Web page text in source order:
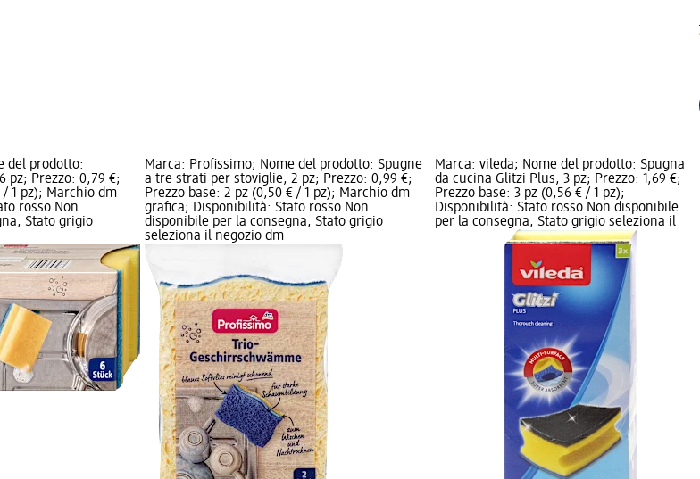
del prodotto:
pz; Prezzo: 0,79 €;
/ 1 pz); Marchio dm
rosso Non
Stato grigio
Marca: Profissimo; Nome del prodotto: Spugne
a tre strati per stoviglie, 2 pz; Prezzo: 0,99 €;
Prezzo base: 2 pz (0,50 € / 1 pz); Marchio dm
grafica; Disponibilità: Stato rosso Non
disponibile per la consegna, Stato grigio
seleziona il negozio dm
Marca: vileda; Nome del prodotto: Spugna
da cucina Glitzi Plus, 3 pz; Prezzo: 1,69 €;
Prezzo base: 3 pz (0,56 € / 1 pz);
Disponibilità: Stato rosso Non disponibile
per la consegna, Stato grigio seleziona il